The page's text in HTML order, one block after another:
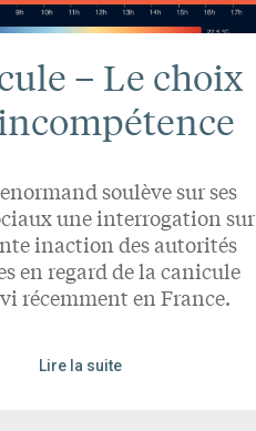
– Le choix
soulève sur ses
une interrogation sur
inaction des autorités
en regard de la canicule
récemment en France.
Lire la suite